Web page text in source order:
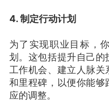
4. 制定行动计划
为了实现职业目标，
划。这包括提升自己
工作机会、建立人脉
和里程碑，以便你能
应的调整。